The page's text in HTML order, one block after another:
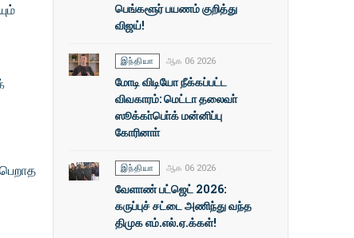
பெங்களூர் பயணம் குறித்து
விஜய்!
இந்தியா ஆக 06 2026
மோடி விடியோ நீக்கப்பட்ட
விவகாரம்: மெட்டா தலைவா்
ஸூக்கா்பொ்க் மன்னிப்பு
கோரினாா்
இந்தியா ஆக 06 2026
வேளாண் பட்ஜெட் 2026:
கருப்புச் சட்டை அணிந்து வந்த
திமுக எம்.எல்.ஏ.க்கள்!